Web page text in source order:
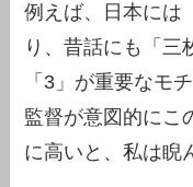
例えば、日本には
り、昔話にも「三
「3」が重要なモ
監督が意図的にこ
に高いと、私は睨